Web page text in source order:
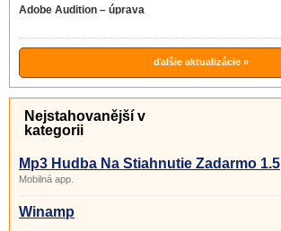
Adobe Audition – úprava
ďalšie aktualizácie »
Nejstahovanější v
kategorii
Mp3 Hudba Na Stiahnutie Zadarmo 1.5
Mobilná app.
Winamp